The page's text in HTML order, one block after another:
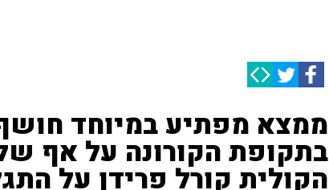
ממצא מפתיע במיוחד
בתקופת הקורונה על אף
הקולית קורל פרידן על